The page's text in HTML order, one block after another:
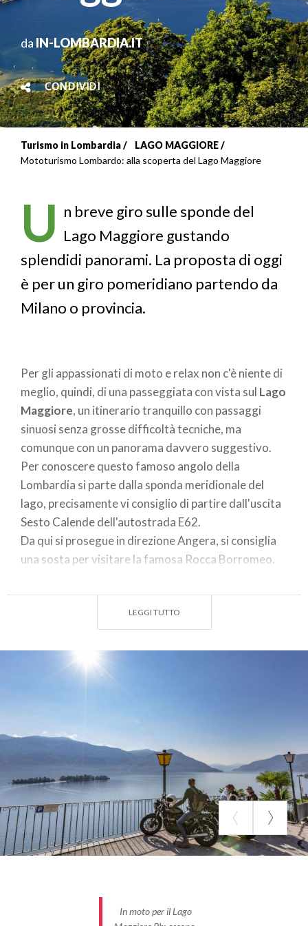
da IN-LOMBARDIA.IT
CONDIVIDI
Briciole
pane
Turismo in Lombardia
LAGO MAGGIORE
Mototurismo Lombardo: alla scoperta del Lago Maggiore
U n breve giro sulle sponde del
Lago Maggiore gustando
splendidi panorami. La proposta di oggi
è per un giro pomeridiano partendo da
Milano o provincia.
Per gli appassionati di moto e relax non c'è niente di
meglio, quindi, di una passeggiata con vista sul Lago
Maggiore, un itinerario tranquillo con passaggi
sinuosi senza grosse difficoltà tecniche, ma
comunque con un panorama davvero suggestivo.
Per conoscere questo famoso angolo della
Lombardia si parte dalla sponda meridionale del
lago, precisamente vi consiglio di partire dall'uscita
Sesto Calende dell'autostrada E62.
Da qui si prosegue in direzione Angera, si consiglia
una sosta per visitare la famosa Rocca Borromeo.
verso l'Eremo di Santa Caterina del Sasso, da cui si
gode una vista davvero unica.
Dall'Eremo si può proseguire per Laveno Mombello,
una delle località più rinomate del Lago Maggiore,
circondata da piccoli borghi immersi nel verde.
Maccagno. Da qui si prosegue per Cannobio,
Cannero Riviera, Feriolo, Bavero e Stresa sul
versante piemontese. Infine, il tour in moto del
Grande Lago non può che concludersi con una visita
a Belgirate, Lesa, Meina e Arona.
Il Lago Maggiore è una vasta distesa d'acqua blu
cobalto circondata dalle Alpi, considerata una delle
motociclisti questo lo è ancora di più in quanto
possono non solo godersi paesaggi spettacolari, ma
LEGGI TUTTO
In moto per il Lago